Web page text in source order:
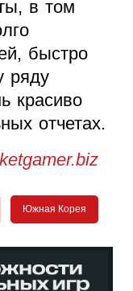
в том
быстро
ряду
красиво
отчетах.
Южная Корея